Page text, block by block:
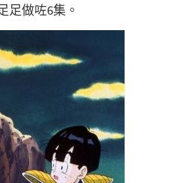
足做咗6集。